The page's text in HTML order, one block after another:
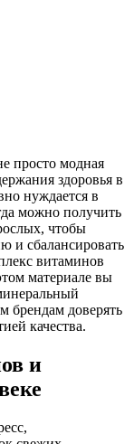
просто модная
здоровья в
нуждается в
можно получить
, чтобы
и сбалансировать
витаминов
материале вы
брендам доверять
качества.
и